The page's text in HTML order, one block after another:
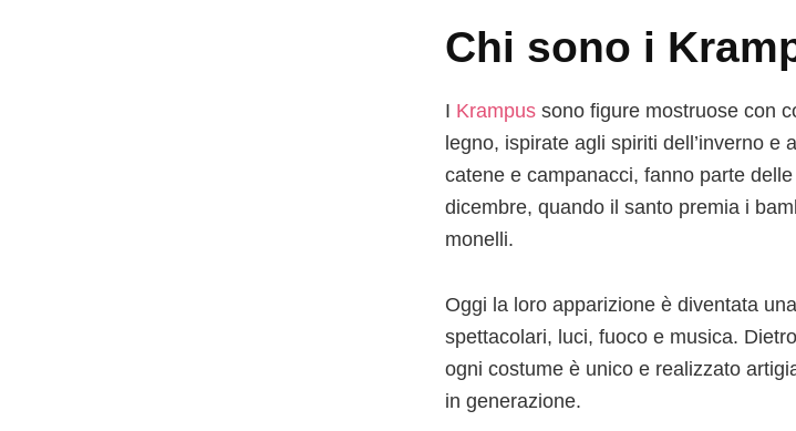
Chi sono i
I Krampus sono figure mostruose con
legno, ispirate agli spiriti dell’inverno
catene e campanacci, fanno parte
dicembre, quando il santo premia i
monelli.
Oggi la loro apparizione è diventata
spettacolari, luci, fuoco e musica.
ogni costume è unico e realizzato
in generazione.